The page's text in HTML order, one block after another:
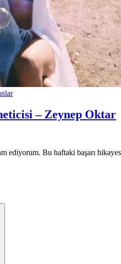
– Zeynep Oktar
ediyorum. Bu haftaki başarı